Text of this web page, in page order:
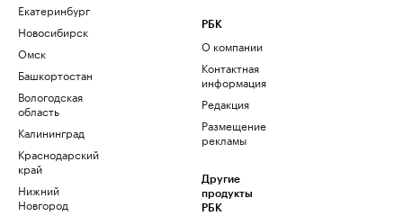
Екатеринбург
Новосибирск
Омск
Башкортостан
Вологодская
область
Калининград
Краснодарский
край
Нижний
Новгород
РБК
О компании
Контактная
информация
Редакция
Размещение
рекламы
Другие
продукты
РБК